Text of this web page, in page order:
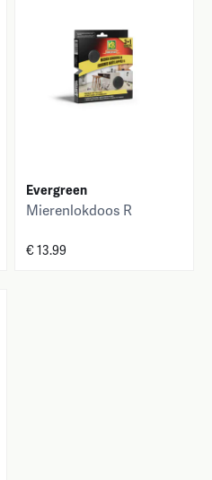
Evergreen
Mierenlokdoos R
€ 13.99